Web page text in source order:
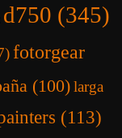
d750 (345)
fotorgear
(100)larga
(113)